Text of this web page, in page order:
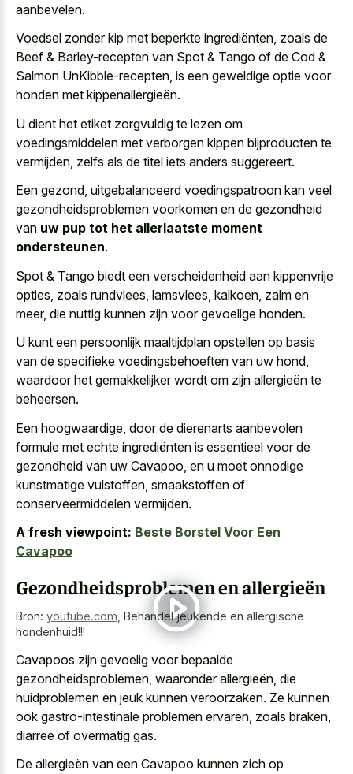
aanbevelen.
Voedsel zonder kip met beperkte ingrediënten, zoals de
Beef & Barley-recepten van Spot & Tango of de Cod &
Salmon UnKibble-recepten, is een geweldige optie voor
honden met kippenallergieën.
U dient het etiket zorgvuldig te lezen om
voedingsmiddelen met verborgen kippen bijproducten te
vermijden, zelfs als de titel iets anders suggereert.
Een gezond, uitgebalanceerd voedingspatroon kan veel
gezondheidsproblemen voorkomen en de gezondheid
van uw pup tot het allerlaatste moment
ondersteunen.
Spot & Tango biedt een verscheidenheid aan kippenvrije
opties, zoals rundvlees, lamsvlees, kalkoen, zalm en
meer, die nuttig kunnen zijn voor gevoelige honden.
U kunt een persoonlijk maaltijdplan opstellen op basis
van de specifieke voedingsbehoeften van uw hond,
waardoor het gemakkelijker wordt om zijn allergieën te
beheersen.
Een hoogwaardige, door de dierenarts aanbevolen
formule met echte ingrediënten is essentieel voor de
gezondheid van uw Cavapoo, en u moet onnodige
kunstmatige vulstoffen, smaakstoffen of
conserveermiddelen vermijden.
A fresh viewpoint: Beste Borstel Voor Een
Cavapoo
Gezondheidsproblemen en allergieën
Bron: youtube.com Behandel jeukende en allergische
hondenhuid!!!
Cavapoos zijn gevoelig voor bepaalde
gezondheidsproblemen, waaronder allergieën, die
huidproblemen en jeuk kunnen veroorzaken. Ze kunnen
ook gastro-intestinale problemen ervaren, zoals braken,
diarree of overmatig gas.
De allergieën van een Cavapoo kunnen zich op